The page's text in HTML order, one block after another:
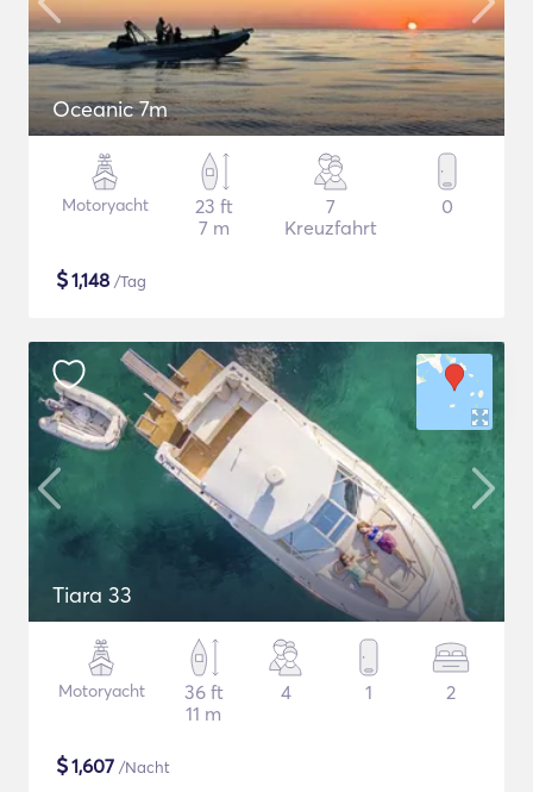
Oceanic 7m
Motoryacht
23 ft
7 m
7
Kreuzfahrt
0
$1,148 /Tag
Tiara 33
Motoryacht
36 ft
11 m
4 1 2
$1,607 /Nacht